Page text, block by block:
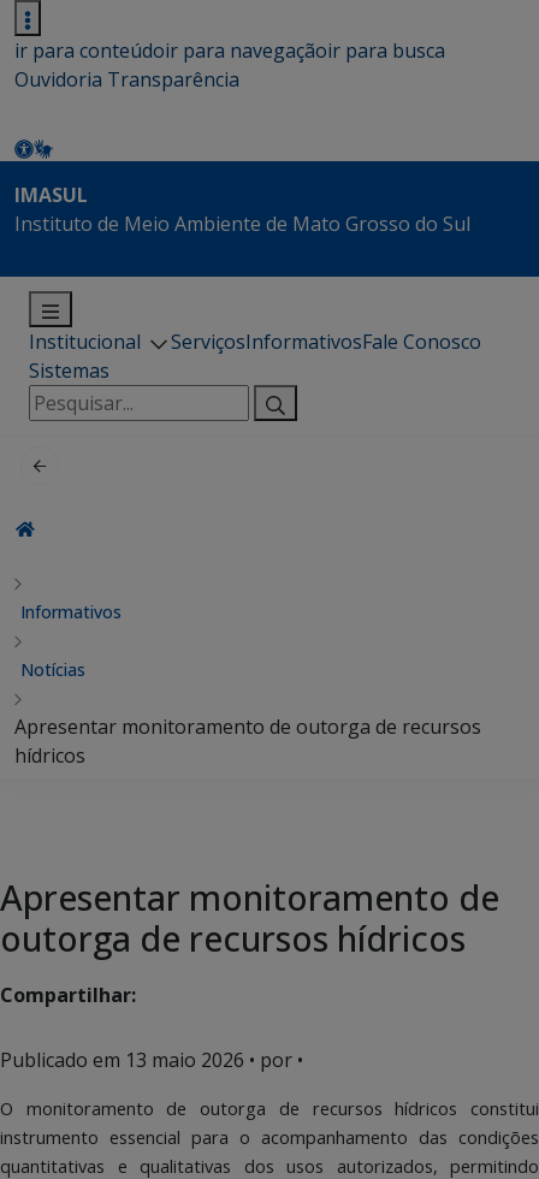
ir para conteúdoir para navegaçãoir para busca
Ouvidoria Transparência
IMASUL
Instituto de Meio Ambiente de Mato Grosso do Sul
Institucional ServiçosInformativosFale Conosco
Sistemas
Pesquisar
por:
Informativos
Notícias
Apresentar monitoramento de outorga de recursos
hídricos
Apresentar monitoramento de
outorga de recursos hídricos
Compartilhar:
Publicado em 13 maio 2026 • por •
O monitoramento de outorga de recursos hídricos constitui
instrumento essencial para o acompanhamento das condições
quantitativas e qualitativas dos usos autorizados, permitindo